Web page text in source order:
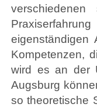
Kompetenzen,
wird es an der
Augsburg
so theoretische